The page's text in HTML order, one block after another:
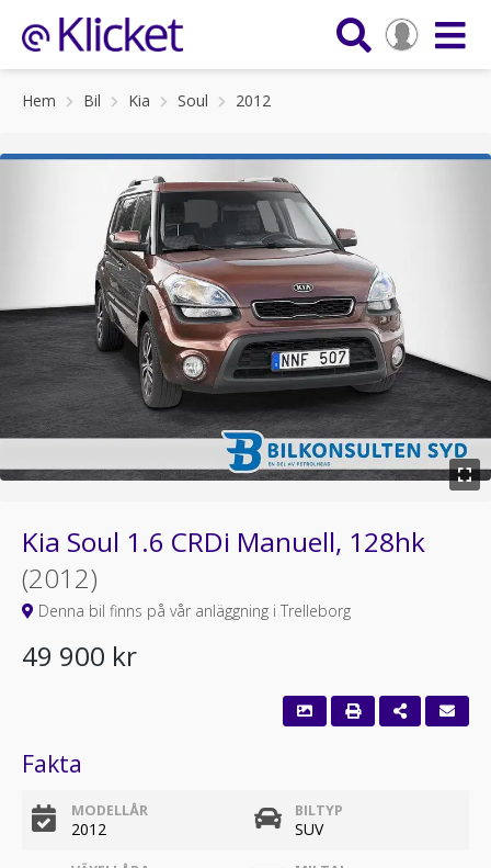
Hem Bil Kia Soul 2012
Kia Soul 1.6 CRDi Manuell, 128hk
(2012)
Denna bil finns på vår anläggning i Trelleborg
49 900 kr
Fakta
MODELLÅR
2012
BILTYP
SUV